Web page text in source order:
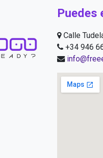
Puedes
Calle
+34 946